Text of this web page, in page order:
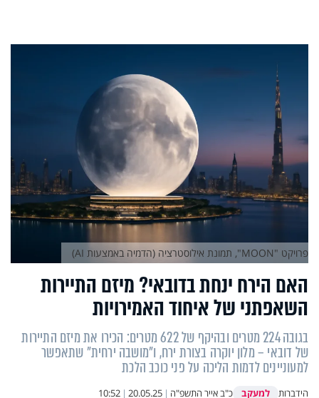
האם הירח ינחת בדובאי? מיזם התיירות
השאפתני של איחוד האמירויות
בגובה 224 מטרים ובהיקף של 622 מטרים: הכירו את מיזם התיירות
של דובאי – מלון יוקרה בצורת ירח, ו"מושבה ירחית" שתאפשר
למעוניינים לדמות הליכה על פני כוכב הלכת
הידברות למעקב כ"ב אייר התשפ"ה |
20.05.25
|
10:52
פרויקט "MOON", תמונת אילוסטרציה (הדמיה באמצעות AI)